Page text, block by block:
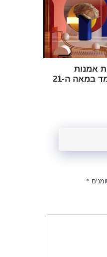
אמנות
במאה ה-21
*